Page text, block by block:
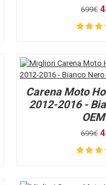
699€
Carena Moto
2012-2016 -
699€